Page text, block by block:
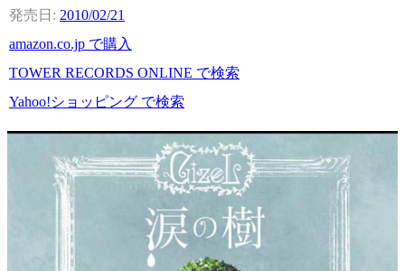
2010/02/21
amazon.co.jp で購入
TOWER RECORDS ONLINE で検索
Yahoo!ショッピング で検索